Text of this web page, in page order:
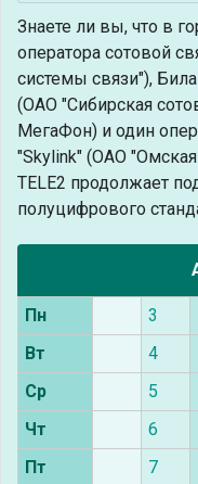
Знаете ли вы, что в
оператора сотовой
системы связи"),
(ОАО "Сибирская
МегаФон) и один
"Skylink" (ОАО "Омская
TELE2 продолжает
полуцифрового
Пн 3
Вт
4
Ср
5
Чт
6
Пт
7